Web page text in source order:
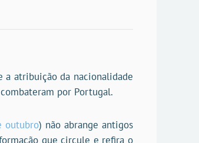
a atribuição da nacionalidade
por Portugal.
outubro) não abrange antigos
que circule e refira o